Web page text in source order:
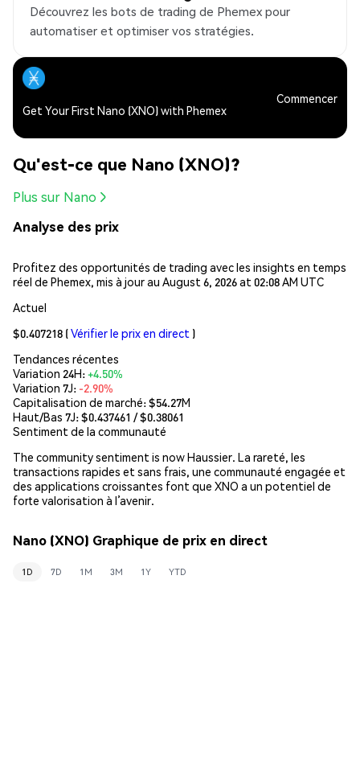
Découvrez les bots de trading de Phemex pour
automatiser et optimiser vos stratégies.
Get Your First Nano (XNO) with Phemex
Commencer
Qu'est-ce que Nano (XNO)?
Plus sur Nano
Analyse des prix
Profitez des opportunités de trading avec les insights en temps
réel de Phemex, mis à jour au August 6, 2026 at 02:08 AM UTC
Actuel
$0.407218 (Vérifier le prix en direct )
Tendances récentes
Variation 24H:+4.50%
Variation 7J: -2.90%
Capitalisation de marché:$54.27M
Haut/Bas 7J: $0.437461 / $0.38061
Sentiment de la communauté
The community sentiment is now Haussier. La rareté, les
transactions rapides et sans frais, une communauté engagée et
des applications croissantes font que XNO a un potentiel de
forte valorisation à l’avenir.
Nano (XNO) Graphique de prix en direct
1D 7D 1M 3M 1Y YTD